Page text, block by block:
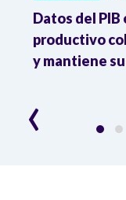
Datos del
productivo
y mantiene
‹